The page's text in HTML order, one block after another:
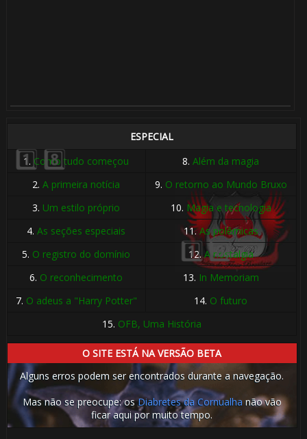
ESPECIAL
1. Como tudo começou 8.Além da magia
2.A primeira notícia 9. O retorno ao Mundo Bruxo
3. Um estilo próprio 10. Magia e tecnologia
4.As seções especiais 11.As polêmicas
5. O registro do domínio 12.A nostalgia
6. O reconhecimento 13. In Memoriam
7. O adeus a "Harry Potter" 14. O futuro
15. OFB, Uma História
O SITE ESTÁ NA VERSÃO BETA
Alguns erros podem ser encontrados durante a navegação.
Mas não se preocupe: osDiabretes da Cornualha não vão
ficar aqui por muito tempo.
1️⃣ 8️⃣
🎈
🎂